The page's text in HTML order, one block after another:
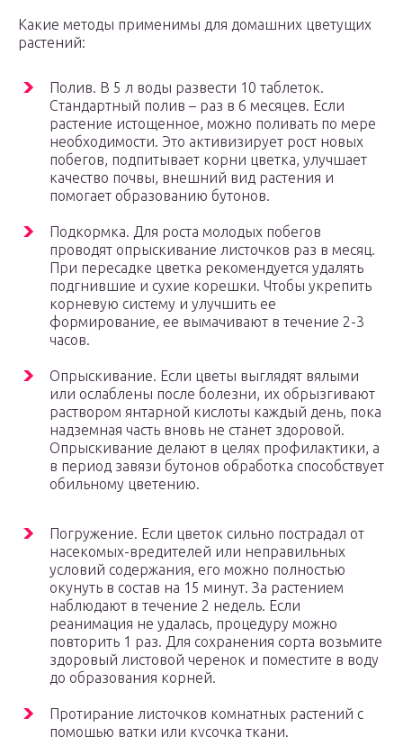
Какие методы применимы для домашних цветущих
растений:
Полив. В 5 л воды развести 10 таблеток.
Стандартный полив – раз в 6 месяцев. Если
растение истощенное, можно поливать по мере
необходимости. Это активизирует рост новых
побегов, подпитывает корни цветка, улучшает
качество почвы, внешний вид растения и
помогает образованию бутонов.
Подкормка. Для роста молодых побегов
проводят опрыскивание листочков раз в месяц.
При пересадке цветка рекомендуется удалять
подгнившие и сухие корешки. Чтобы укрепить
корневую систему и улучшить ее
формирование, ее вымачивают в течение 2-3
часов.
Опрыскивание. Если цветы выглядят вялыми
или ослаблены после болезни, их обрызгивают
раствором янтарной кислоты каждый день, пока
надземная часть вновь не станет здоровой.
Опрыскивание делают в целях профилактики, а
в период завязи бутонов обработка способствует
обильному цветению.
Погружение. Если цветок сильно пострадал от
насекомых-вредителей или неправильных
условий содержания, его можно полностью
окунуть в состав на 15 минут. За растением
наблюдают в течение 2 недель. Если
реанимация не удалась, процедуру можно
повторить 1 раз. Для сохранения сорта возьмите
здоровый листовой черенок и поместите в воду
до образования корней.
Протирание листочков комнатных растений с
помощью ватки или кусочка ткани.